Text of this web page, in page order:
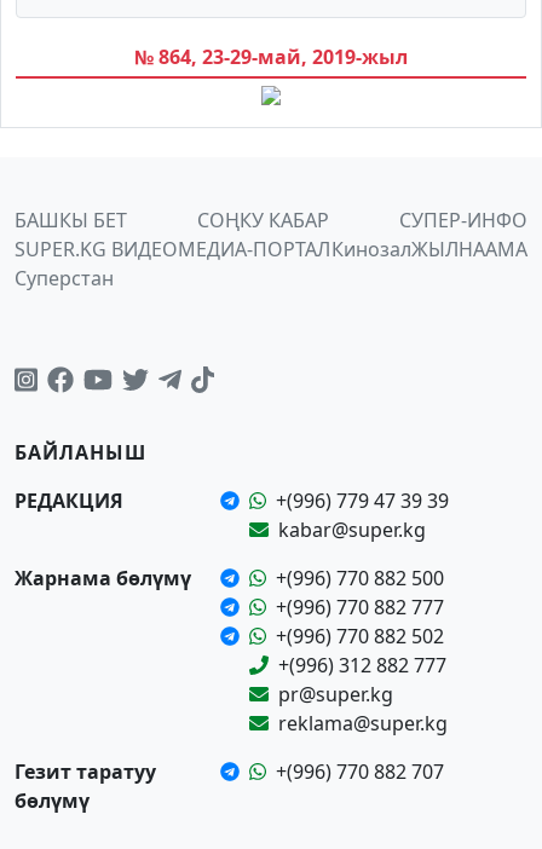
№ 864, 23-29-май, 2019-жыл
БАШКЫ БЕТ СОҢКУ КАБАР
СУПЕР-ИНФО
SUPER.KG ВИДЕОМЕДИА-ПОРТАЛКинозалЖЫЛНААМА
Суперстан
БАЙЛАНЫШ
РЕДАКЦИЯ
+(996) 779 47 39 39
kabar@super.kg
Жарнама бөлүмү
+(996) 770 882 500
+(996) 770 882 777
+(996) 770 882 502
+(996) 312 882 777
pr@super.kg
reklama@super.kg
Гезит таратуу
бөлүмү
+(996) 770 882 707